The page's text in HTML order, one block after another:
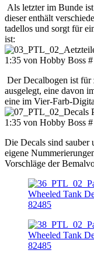
Als letzter im Bunde
dieser enthält
tadellos und sorgt für
ist:
Der Decalbogen ist für
ausgelegt, eine davon
eine im Vier-Farb-
Die Decals sind sauber
eigene
Vorschläge der